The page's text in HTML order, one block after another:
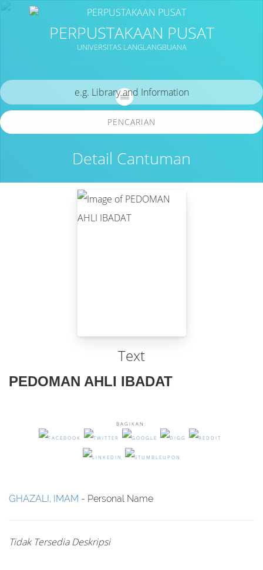
PERPUSTAKAAN PUSAT
UNIVERSITAS LANGLANGBUANA
Detail Cantuman
PENCARIAN
Text
PEDOMAN AHLI IBADAT
BAGIKAN:
GHAZALI, IMAM - Personal Name
Tidak Tersedia Deskripsi